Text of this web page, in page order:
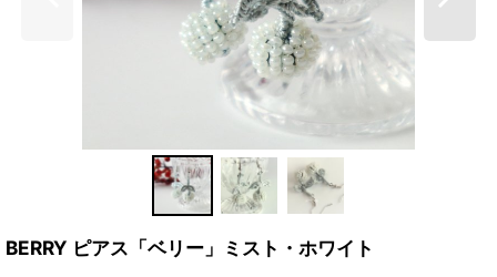
BERRY ピアス「ベリー」ミスト・ホワイト